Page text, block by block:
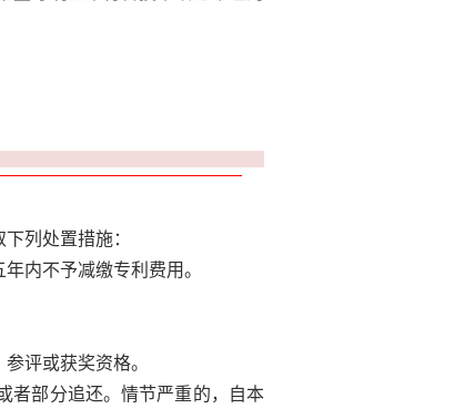
列处置措施：
内不予减缴专利费用。
评或获奖资格。
者部分追还。情节严重的，自本